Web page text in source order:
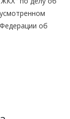
об